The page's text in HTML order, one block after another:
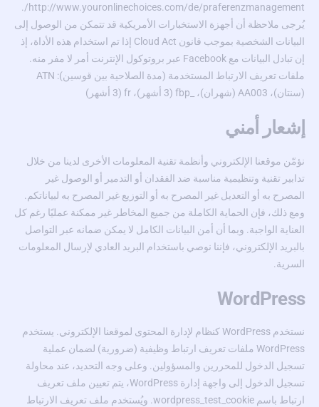
http://www.youronlinechoices.com/de/praferenzmanagement/
يُرجى ملاحظة أن أجهزة الاستخبارات الأمريكية قد تتمكن من الوصول إلى
البيانات الشخصية بموجب قانون Cloud Act إذا تم استخدام هذه الأداة، إذ
إن تبادل البيانات مع Facebook عبر بروتوكول الإنترنت أمر لا مفر منه.
ملفات تعريف الارتباط المستخدمة (مدة الصلاحية بين قوسين): ATN
(سنتان)، AA003 (شهران)، _fbp (3 أشهر)، fr (3 أشهر)
إشعار أمني
نؤمّن موقعنا الإلكتروني وأنظمة تقنية المعلومات الأخرى لدينا من خلال
تدابير تقنية وتنظيمية مناسبة ضد الفقدان أو التدمير أو الوصول غير
المصرح به أو التعديل غير المصرح به أو التوزيع غير المصرح به لبياناتكم.
ومع ذلك، فإن الحماية الكاملة من جميع المخاطر غير ممكنة عمليًا رغم كل
العناية الواجبة. وبما أن أمن البيانات الكامل لا يمكن ضمانه عبر التواصل
بالبريد الإلكتروني، فإننا نوصي باستخدام البريد العادي لإرسال المعلومات
السرية.
WordPress
نستخدم WordPress كنظام لإدارة المحتوى لموقعنا الإلكتروني. يستخدم
WordPress ملفات تعريف ارتباط وظيفية (ضرورية) لضمان عملية
تسجيل الدخول للمحررين والمسؤولين. وعلى وجه التحديد، عند محاولة
تسجيل الدخول إلى واجهة إدارة WordPress، يتم تعيين ملف تعريف
ارتباط باسم wordpress_test_cookie. ويُستخدم ملف تعريف الارتباط